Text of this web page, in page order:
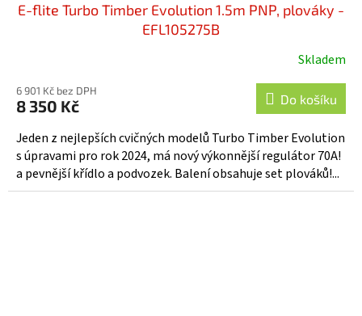
E-flite Turbo Timber Evolution 1.5m PNP, plováky -
EFL105275B
Skladem
6 901 Kč bez DPH
8 350 Kč Do košíku
Jeden z nejlepších cvičných modelů Turbo Timber Evolution
s úpravami pro rok 2024, má nový výkonnější regulátor 70A!
a pevnější křídlo a podvozek. Balení obsahuje set plováků!...